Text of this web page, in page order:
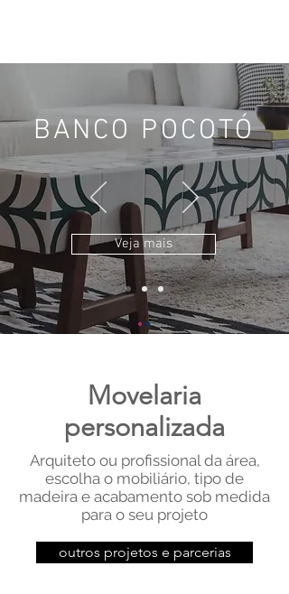
BANCO POCOTÓ
Veja mais
Movelaria
personalizada
Arquiteto ou profissional da área,
escolha o mobiliário, tipo de
madeira e acabamento sob medida
para o seu projeto
outros projetos e parcerias